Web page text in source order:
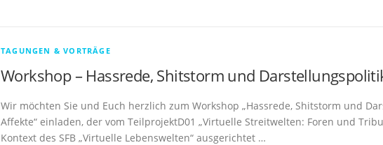
TAGUNGEN & VORTRÄGE
Workshop – Hassrede, Shitstorm und
Wir möchten Sie und Euch herzlich zum Workshop „Hassrede, Shitstorm und
Affekte“ einladen, der vom TeilprojektD01 „Virtuelle Streitwelten: Foren und
Kontext des SFB „Virtuelle Lebenswelten“ ausgerichtet …